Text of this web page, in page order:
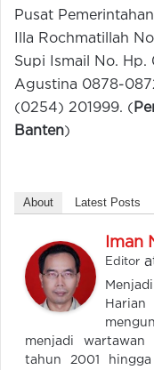
Pusat
Illa Rochmatillah
Supi Ismail No.
Agustina 0878-
(0254) 201999. (
Banten)
About Latest Posts
Iman
Editor
menjadi
tahun 2001